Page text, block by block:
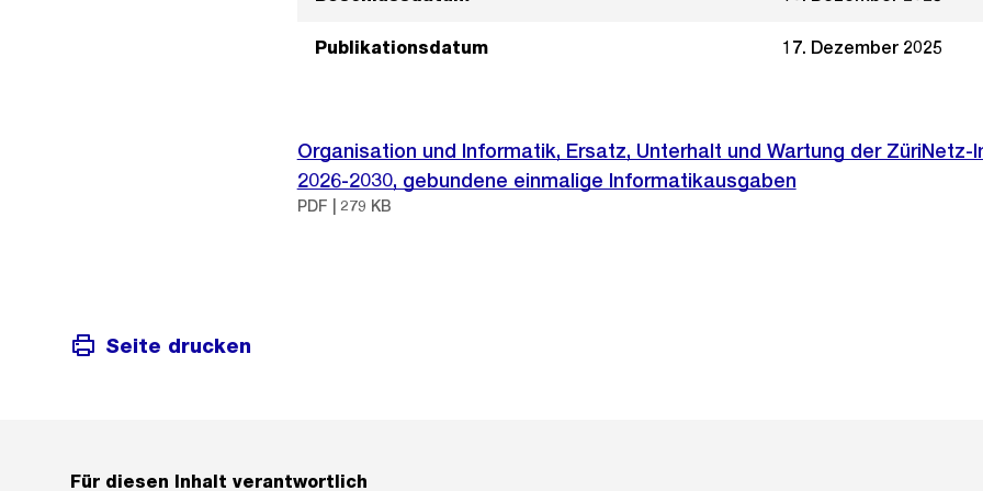
Publikationsdatum 17. Dezember 2025
Organisation und Informatik, Ersatz, Unterhalt und Wartung der ZüriNetz-
2026-2030, gebundene einmalige Informatikausgaben
PDF | 279 KB
Seite drucken
Für diesen Inhalt verantwortlich